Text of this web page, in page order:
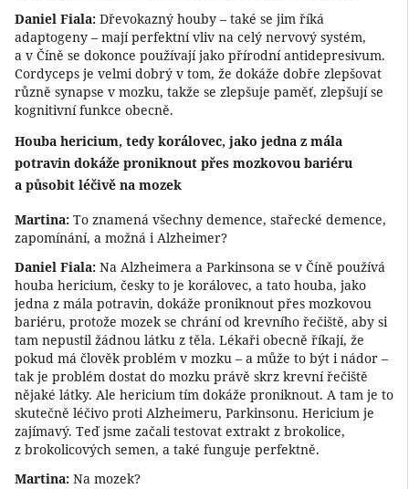
Daniel Fiala: Dřevokazný houby – také se jim říká
adaptogeny – mají perfektní vliv na celý nervový systém,
a v Číně se dokonce používají jako přírodní antidepresivum.
Cordyceps je velmi dobrý v tom, že dokáže dobře zlepšovat
různě synapse v mozku, takže se zlepšuje paměť, zlepšují se
kognitivní funkce obecně.
Houba hericium, tedy korálovec, jako jedna z mála
potravin dokáže proniknout přes mozkovou bariéru
a působit léčivě na mozek
Martina: To znamená všechny demence, stařecké demence,
zapomínání, a možná i Alzheimer?
Daniel Fiala: Na Alzheimera a Parkinsona se v Číně používá
houba hericium, česky to je korálovec, a tato houba, jako
jedna z mála potravin, dokáže proniknout přes mozkovou
bariéru, protože mozek se chrání od krevního řečiště, aby si
tam nepustil žádnou látku z těla. Lékaři obecně říkají, že
pokud má člověk problém v mozku – a může to být i nádor –
tak je problém dostat do mozku právě skrz krevní řečiště
nějaké látky. Ale hericium tím dokáže proniknout. A tam je to
skutečně léčivo proti Alzheimeru, Parkinsonu. Hericium je
zajímavý. Teď jsme začali testovat extrakt z brokolice,
z brokolicových semen, a také funguje perfektně.
Martina: Na mozek?